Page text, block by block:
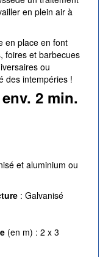
en plein air à
en place en font
foires et barbecues
ou
des intempéries !
2 min.
et aluminium ou
: Galvanisé
(en m) : 2 x 3